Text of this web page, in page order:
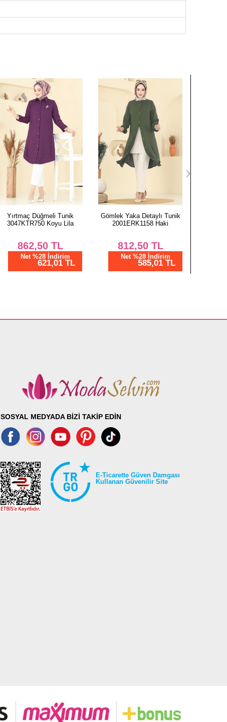
Yırtmaç Düğmeli Tunik
3047KTR750 Koyu Lila
862,50TL
Net %28 İndirim
621,01 TL
Gömlek Yaka Detaylı Tunik
2001ERK1158 Haki
812,50TL
Net %28 İndirim
585,01 TL
SOSYAL MEDYADA BİZİ TAKİP EDİN
E-Ticarette Güven Damgası
Kullanan Güvenilir Site